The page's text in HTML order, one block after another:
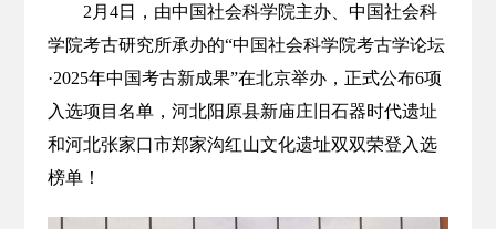
2月4日，由中国社会科学院主办、中国社会科
学院考古研究所承办的“中国社会科学院考古学论坛
·2025年中国考古新成果”在北京举办，正式公布6项
入选项目名单，河北阳原县新庙庄旧石器时代遗址
和河北张家口市郑家沟红山文化遗址双双荣登入选
榜单！